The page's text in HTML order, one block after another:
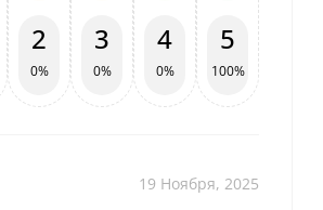
2
0%
3
0%
4
0%
5
100%
19 Ноября, 2025